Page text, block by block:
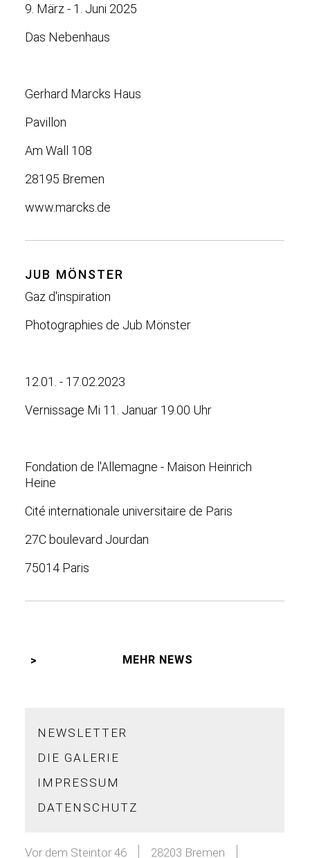
9. März - 1. Juni 2025
Das Nebenhaus
Gerhard Marcks Haus
Pavillon
Am Wall 108
28195 Bremen
www.marcks.de
JUB MÖNSTER
Gaz d'inspiration
Photographies de Jub Mönster
12.01. - 17.02.2023
Vernissage Mi 11. Januar 19.00 Uhr
Fondation de l'Allemagne - Maison Heinrich
Heine
Cité internationale universitaire de Paris
27C boulevard Jourdan
75014 Paris
MEHR NEWS
NEWSLETTER
DIE GALERIE
IMPRESSUM
DATENSCHUTZ
Vor dem Steintor 46 28203 Bremen